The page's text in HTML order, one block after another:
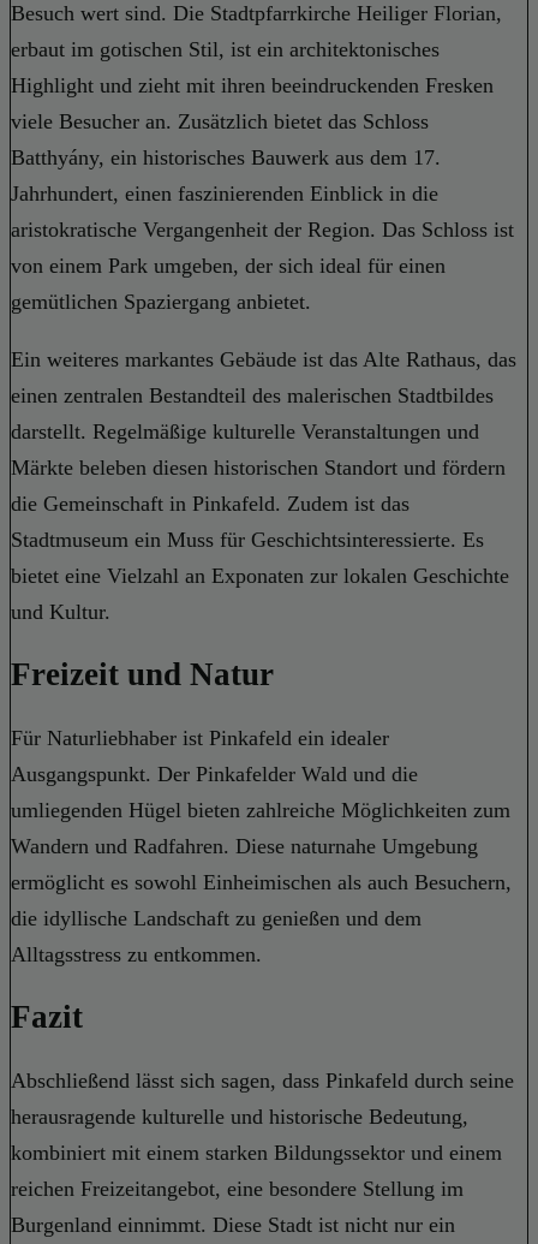
Besuch wert sind. Die Stadtpfarrkirche Heiliger Florian,
erbaut im gotischen Stil, ist ein architektonisches
Highlight und zieht mit ihren beeindruckenden Fresken
viele Besucher an. Zusätzlich bietet das Schloss
Batthyány, ein historisches Bauwerk aus dem 17.
Jahrhundert, einen faszinierenden Einblick in die
aristokratische Vergangenheit der Region. Das Schloss ist
von einem Park umgeben, der sich ideal für einen
gemütlichen Spaziergang anbietet.
Ein weiteres markantes Gebäude ist das Alte Rathaus, das
einen zentralen Bestandteil des malerischen Stadtbildes
darstellt. Regelmäßige kulturelle Veranstaltungen und
Märkte beleben diesen historischen Standort und fördern
die Gemeinschaft in Pinkafeld. Zudem ist das
Stadtmuseum ein Muss für Geschichtsinteressierte. Es
bietet eine Vielzahl an Exponaten zur lokalen Geschichte
und Kultur.
Freizeit und Natur
Für Naturliebhaber ist Pinkafeld ein idealer
Ausgangspunkt. Der Pinkafelder Wald und die
umliegenden Hügel bieten zahlreiche Möglichkeiten zum
Wandern und Radfahren. Diese naturnahe Umgebung
ermöglicht es sowohl Einheimischen als auch Besuchern,
die idyllische Landschaft zu genießen und dem
Alltagsstress zu entkommen.
Fazit
Abschließend lässt sich sagen, dass Pinkafeld durch seine
herausragende kulturelle und historische Bedeutung,
kombiniert mit einem starken Bildungssektor und einem
reichen Freizeitangebot, eine besondere Stellung im
Burgenland einnimmt. Diese Stadt ist nicht nur ein